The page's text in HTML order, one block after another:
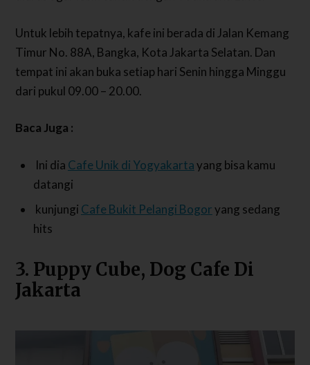
Untuk lebih tepatnya, kafe ini berada di Jalan Kemang
Timur No. 88A, Bangka, Kota Jakarta Selatan. Dan
tempat ini akan buka setiap hari Senin hingga Minggu
dari pukul 09.00 – 20.00.
Baca Juga :
Ini dia Cafe Unik di Yogyakartayang bisa kamu
datangi
kunjungi Cafe Bukit Pelangi Bogoryang sedang
hits
3. Puppy Cube, Dog Cafe Di
Jakarta